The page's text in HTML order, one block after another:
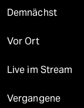
Demnächst
Vor Ort
Live im Stream
Vergangene